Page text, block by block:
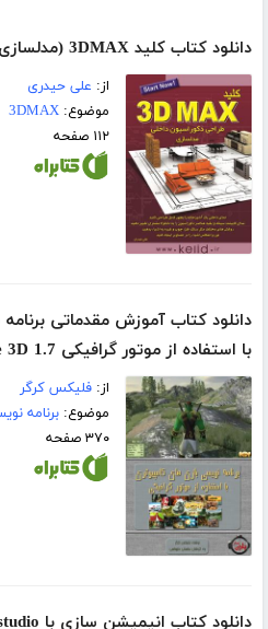
دانلود کتاب کلید 3DMAX (مدلسازی)
از: علی حیدری
موضوع:3DMAX
۱۱۲ صفحه
دانلود کتاب آموزش مقدماتی
با استفاده از موتور گرافیکی Ogre 3D 1.7
از:فلیکس کرگر
موضوع:برنامه
۳۷۰ صفحه
دانلود کتاب انیمیشن سازی با anime studio